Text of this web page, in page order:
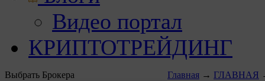
Видео портал
КРИПТОТРЕЙДИНГ
Выбрать Брокера Главная → ГЛАВНАЯ